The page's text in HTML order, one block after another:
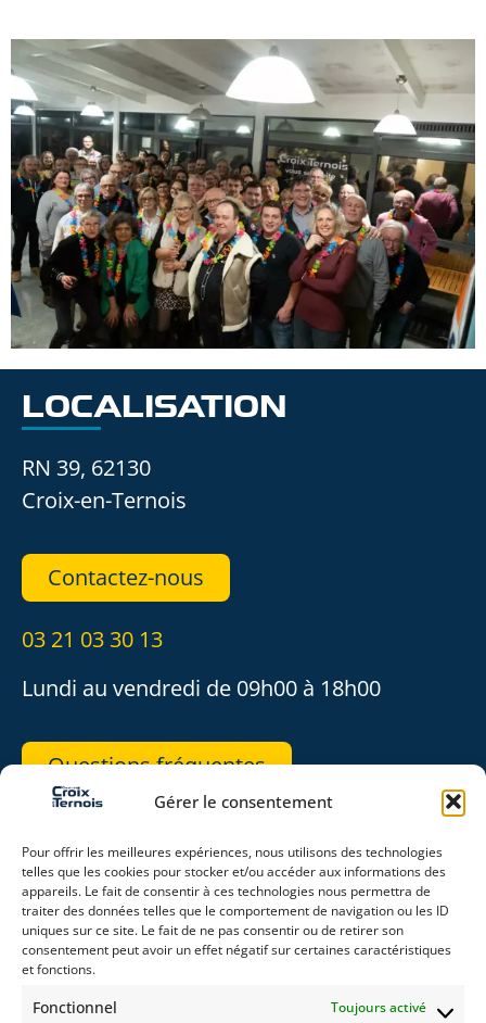
Gérer le consentement
Pour offrir les meilleures expériences, nous utilisons des technologies
telles que les cookies pour stocker et/ou accéder aux informations des
appareils. Le fait de consentir à ces technologies nous permettra de
traiter des données telles que le comportement de navigation ou les ID
uniques sur ce site. Le fait de ne pas consentir ou de retirer son
consentement peut avoir un effet négatif sur certaines caractéristiques
et fonctions.
Fonctionnel Toujours activé
LOCALISATION
RN 39, 62130
Croix-en-Ternois
Contactez-nous
03 21 03 30 13
Lundi au vendredi de 09h00 à 18h00
Questions fréquentes
RESTEZ CONNECTÉ(E)